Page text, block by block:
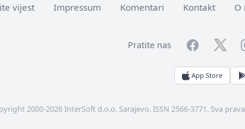
vijest Impressum Komentari Kontakt O
Pratite nas FacebookTwitter
App Store
2000-2026 InterSoft d.o.o. Sarajevo. ISSN 2566-3771. Sva